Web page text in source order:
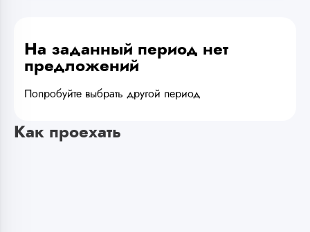
На заданный период нет
предложений
Попробуйте выбрать другой период
Как проехать